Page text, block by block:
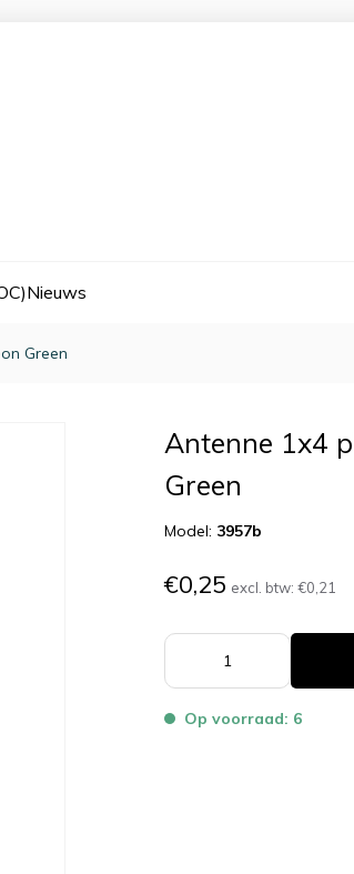
Nieuws
Green
Antenne 1x4
Green
Model: 3957b
€0,25 excl. btw:€0,21
Op voorraad: 6